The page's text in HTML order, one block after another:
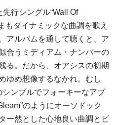
行シングル“Wall Of
もダイナミックな曲調を歌え
アルバムを通して聴くと、ア
合うミディアム・ナンバーの
る。だから、オアシスの初期
ゆめ想像するなかれ。むし
シンプルでフォーキーなアプ
のようにオーソドック
ー然とした心地良い曲調とビ